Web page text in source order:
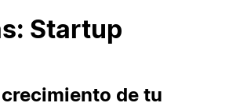
Startup
de tu